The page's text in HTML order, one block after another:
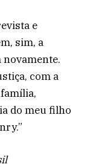
e
sim, a
novamente.
com a
do meu filho